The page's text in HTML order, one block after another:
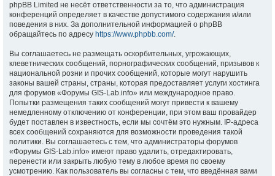
phpBB Limited не несёт ответственности за то, что администрация
конференций определяет в качестве допустимого содержания и/или
поведения в них. За дополнительной информацией о phpBB
обращайтесь по адресу https://www.phpbb.com/.
Вы соглашаетесь не размещать оскорбительных, угрожающих,
клеветнических сообщений, порнографических сообщений, призывов к
национальной розни и прочих сообщений, которые могут нарушить
законы вашей страны, страны, которая предоставляет услуги хостинга
для форумов «Форумы GIS-Lab.info» или международное право.
Попытки размещения таких сообщений могут привести к вашему
немедленному отключению от конференции, при этом ваш провайдер
будет поставлен в известность, если мы сочтём это нужным. IP-адреса
всех сообщений сохраняются для возможности проведения такой
политики. Вы соглашаетесь с тем, что администраторы форумов
«Форумы GIS-Lab.info» имеют право удалить, отредактировать,
перенести или закрыть любую тему в любое время по своему
усмотрению. Как пользователь вы согласны с тем, что введённая вами